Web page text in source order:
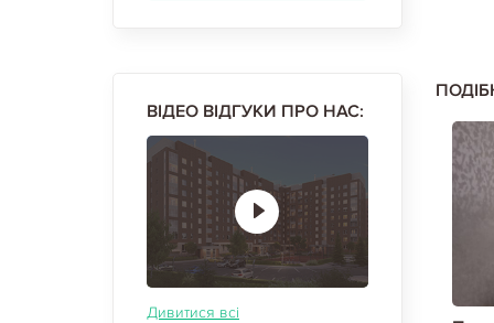
ВІДЕО ВІДГУКИ ПРО НАС:
Дивитися всі